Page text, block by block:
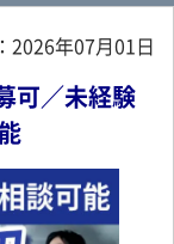
2026年07月01日
可／未経験